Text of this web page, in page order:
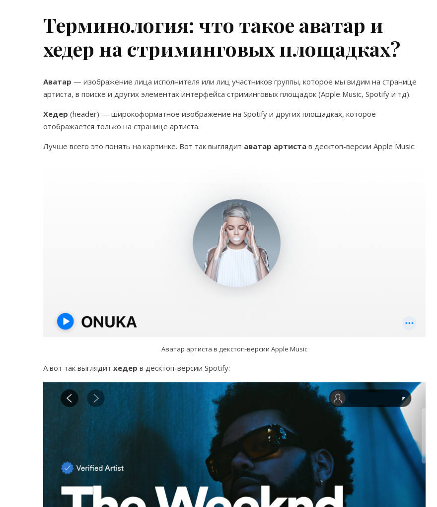
Терминология: что такое аватар и
хедер на стриминговых площадках?
Аватар — изображение лица исполнителя или лиц участников группы, которое мы видим на странице
артиста, в поиске и других элементах интерфейса стриминговых площадок (Apple Music, Spotify и тд).
Хедер (header) — широкоформатное изображение на Spotify и других площадках, которое
отображается только на странице артиста.
Лучше всего это понять на картинке. Вот так выглядит аватар артиста в десктоп-версии Apple Music:
Аватар артиста в декстоп-версии Apple Music
А вот так выглядит хедер в десктоп-версии Spotify: